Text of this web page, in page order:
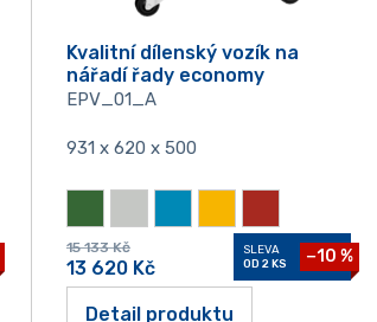
Kvalitní dílenský vozík na
nářadí řady economy
EPV_01_A
931 x 620 x 500
15 133 Kč
13 620 Kč
SLEVA
OD 2 KS
−10 %
Detail produktu